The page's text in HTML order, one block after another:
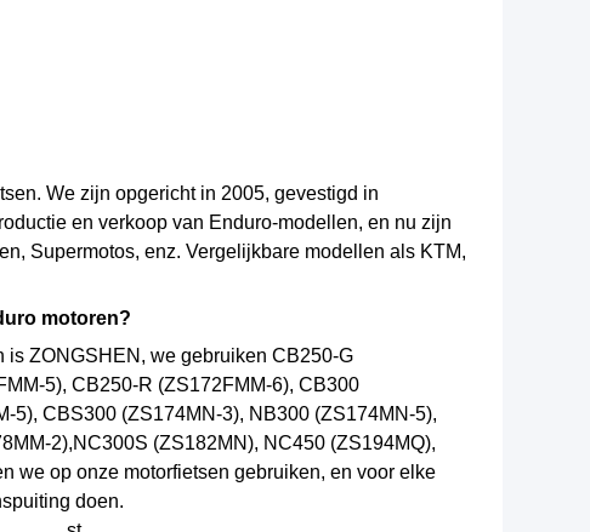
We zijn opgericht in 2005, gevestigd in
en verkoop van Enduro-modellen, en nu zijn
Supermotos, enz. Vergelijkbare modellen als KTM,
motoren?
ZONGSHEN, we gebruiken CB250-G
5), CB250-R (ZS172FMM-6), CB300
5), CBS300 (ZS174MN-3), NB300 (ZS174MN-5),
M M-2),NC300S (ZS182MN), NC450 (ZS194MQ),
we op onze motorfietsen gebruiken, en voor elke
doen.